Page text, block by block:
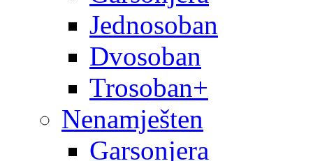
Jednosoban
Dvosoban
Trosoban+
Nenamješten
Garsonjera